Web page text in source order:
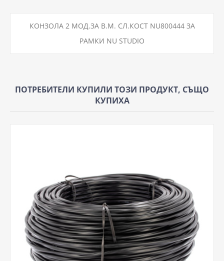
КОНЗОЛА 2 МОД.ЗА В.М. СЛ.КОСТ NU800444 ЗА
РАМКИ NU STUDIO
ПОТРЕБИТЕЛИ КУПИЛИ ТОЗИ ПРОДУКТ, СЪЩО
КУПИХА